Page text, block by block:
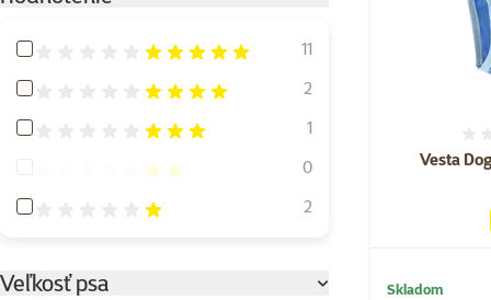
Hodnotenie 100%
11
Hodnotenie 80%
2
Hodnotenie 60%
1
Hodnotenie 40%
0
Hodnotenie 20%
2
Veľkosť psa
Vesta
Skladom